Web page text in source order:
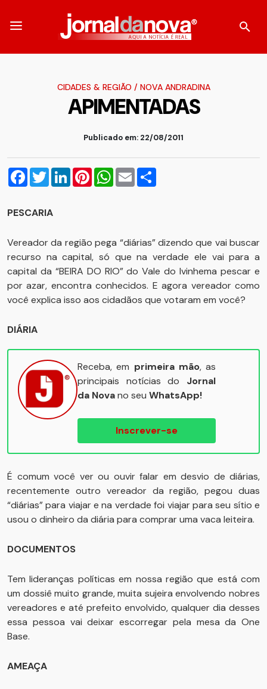
CIDADES & REGIÃO / NOVA ANDRADINA
APIMENTADAS
Publicado em: 22/08/2011
Facebook
TwitterLinkedInPinterestWhatsApp
Email
PESCARIA
Vereador da região pega “diárias” dizendo que vai buscar
recurso na capital, só que na verdade ele vai para a
capital da “BEIRA DO RIO” do Vale do Ivinhema pescar e
por azar, encontra conhecidos. E agora vereador como
você explica isso aos cidadãos que votaram em você?
DIÁRIA
Receba, em primeira mão, as
principais notícias do Jornal
da Novano seu WhatsApp!
Inscrever-se
É comum você ver ou ouvir falar em desvio de diárias,
recentemente outro vereador da região, pegou duas
“diárias” para viajar e na verdade foi viajar para seu sítio e
usou o dinheiro da diária para comprar uma vaca leiteira.
DOCUMENTOS
Tem lideranças políticas em nossa região que está com
um dossiê muito grande, muita sujeira envolvendo nobres
vereadores e até prefeito envolvido, qualquer dia desses
essa pessoa vai deixar escorregar pela mesa da One
Base.
AMEAÇA